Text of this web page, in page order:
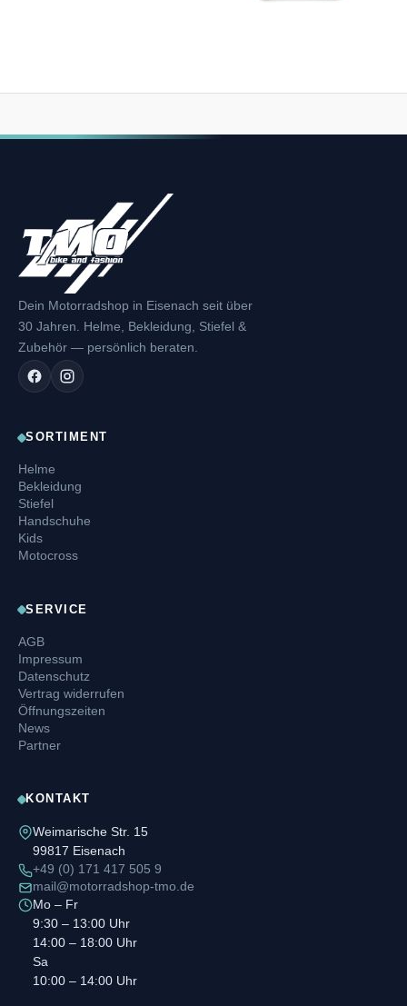
Dein Motorradshop in Eisenach seit über
30 Jahren. Helme, Bekleidung, Stiefel &
Zubehör — persönlich beraten.
SORTIMENT
Helme
Bekleidung
Stiefel
Handschuhe
Kids
Motocross
SERVICE
AGB
Impressum
Datenschutz
Vertrag widerrufen
Öffnungszeiten
News
Partner
KONTAKT
Weimarische Str. 15
99817 Eisenach
+49 (0) 171 417 505 9
mail@motorradshop-tmo.de
Mo – Fr
9:30 – 13:00 Uhr
14:00 – 18:00 Uhr
Sa
10:00 – 14:00 Uhr